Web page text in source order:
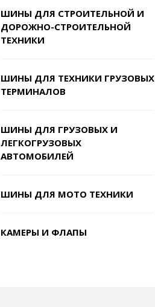
ШИНЫ ДЛЯ СТРОИТЕЛЬНОЙ И
ДОРОЖНО-СТРОИТЕЛЬНОЙ
ТЕХНИКИ
ШИНЫ ДЛЯ ТЕХНИКИ ГРУЗОВЫХ
ТЕРМИНАЛОВ
ШИНЫ ДЛЯ ГРУЗОВЫХ И
ЛЕГКОГРУЗОВЫХ
АВТОМОБИЛЕЙ
ШИНЫ ДЛЯ МОТО ТЕХНИКИ
КАМЕРЫ И ФЛАПЫ